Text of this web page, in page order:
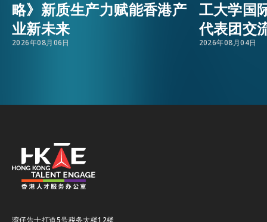
联络我们
略》新质生产力赋能香港产
业新未来
2026年08月06日
工大学国
代表团交
2026年08月04日
湾仔告士打道5号税务大楼12楼